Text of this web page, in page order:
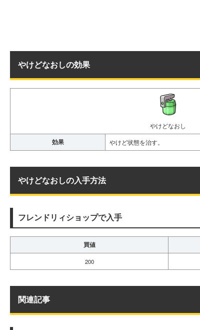
やけどなおしの効果
やけどなおし
効果 やけど状態を治す。
やけどなおしの入手方法
フレンドリィショップで入手
買値
200
関連記事